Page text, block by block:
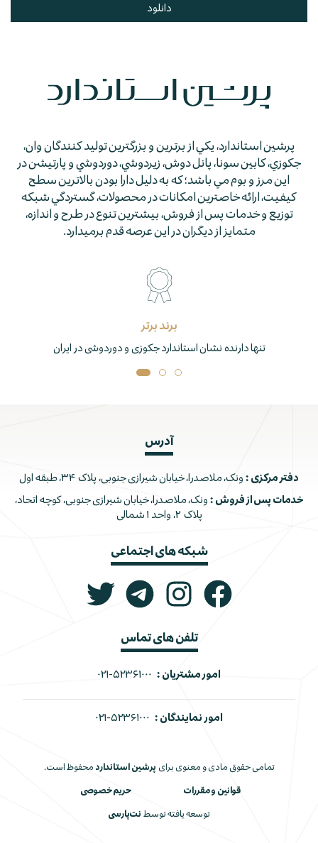
دانلود
پرشين استاندارد، يكي از برترين و بزرگترين توليد كنندگان وان،
جكوزي، كابين سونا، پانل دوش، زيردوشي، دوردوشي و پارتيشن در
اين مرز و بوم مي باشد؛ كه به دليل دارا بودن بالاترين سطح
كيفيت، ارائه خاصترين امكانات در محصولات، گستردگي شبكه
توزيع و خدمات پس از فروش، بيشترين تنوع در طرح و اندازه،
متمايز از ديگران در اين عرصه قدم برمي­دارد.
برند برتر
تنها دارنده نشان استاندارد جکوزی و دوردوشی در ایران
آدرس
دفتر مرکزی : ونک، ملاصدرا، خیابان شیرازی جنوبی، پلاک ۳۴، طبقه اول
خدمات پس از فروش : ونک، ملاصدرا، خیابان شیرازی جنوبی، کوچه اتحاد،
پلاک ۲، واحد ۱ شمالی
شبکه های اجتماعی
تلفن های تماس
امور مشتریان : ۰۲۱-۵۲۳۶۱۰۰۰
امور نمایندگان : ۰۲۱-۵۲۳۶۱۰۰۰
تمامی حقوق مادی و معنوی برای پرشین استاندارد محفوظ است.
قوانین و مقررات حریم خصوصی
توسعه یافته توسط نت‌پارسی